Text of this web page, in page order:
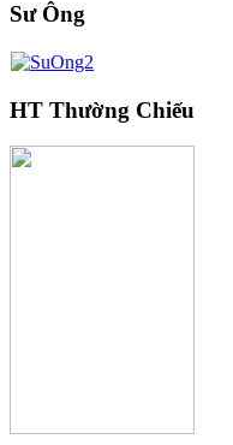
Sư Ông
HT Thường Chiếu